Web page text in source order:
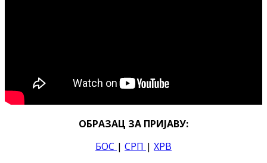
ОБРАЗАЦ ЗА ПРИЈАВУ:
БОС | СРП | ХРВ